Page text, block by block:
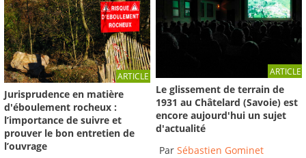
ARTICLE
Jurisprudence en matière
d'éboulement rocheux :
l’importance de suivre et
prouver le bon entretien de
l’ouvrage
ARTICLE
Le glissement de terrain de
1931 au Châtelard (Savoie) est
encore aujourd'hui un sujet
d'actualité
ParSébastien Gominet